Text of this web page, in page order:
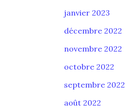
janvier 2023
décembre 2022
novembre 2022
octobre 2022
septembre 2022
août 2022